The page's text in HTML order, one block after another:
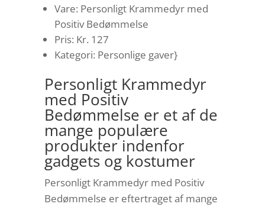
Vare: Personligt Krammedyr med
Positiv Bedømmelse
Pris: Kr. 127
Kategori: Personlige gaver}
Personligt Krammedyr
med Positiv
Bedømmelse er et af de
mange populære
produkter indenfor
gadgets og kostumer
Personligt Krammedyr med Positiv
Bedømmelse er eftertraget af mange